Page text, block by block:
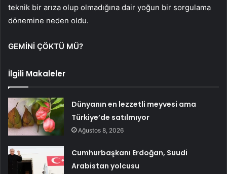
teknik bir arıza olup olmadığına dair yoğun bir sorgulama
dönemine neden oldu.
GEMİNİ ÇÖKTÜ MÜ?
İlgili Makaleler
Dünyanın en lezzetli meyvesi ama
Türkiye’de satılmıyor
Ağustos 8, 2026
Cumhurbaşkanı Erdoğan, Suudi
Arabistan yolcusu